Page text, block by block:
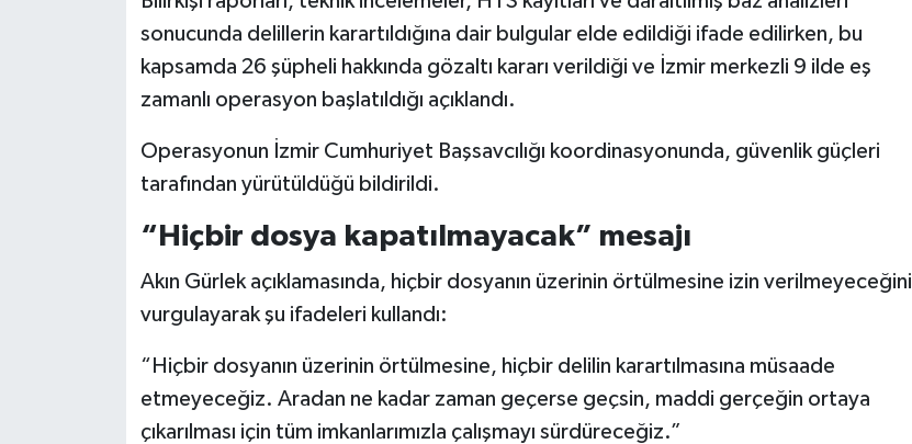
sonucunda delillerin karartıldığına dair bulgular elde edildiği ifade edilirken, bu
kapsamda 26 şüpheli hakkında gözaltı kararı verildiği ve İzmir merkezli 9 ilde eş
zamanlı operasyon başlatıldığı açıklandı.
Operasyonun İzmir Cumhuriyet Başsavcılığı koordinasyonunda, güvenlik güçleri
tarafından yürütüldüğü bildirildi.
“Hiçbir dosya kapatılmayacak” mesajı
Akın Gürlek açıklamasında, hiçbir dosyanın üzerinin örtülmesine izin verilmeyeceğini
vurgulayarak şu ifadeleri kullandı:
“Hiçbir dosyanın üzerinin örtülmesine, hiçbir delilin karartılmasına müsaade
etmeyeceğiz. Aradan ne kadar zaman geçerse geçsin, maddi gerçeğin ortaya
çıkarılması için tüm imkanlarımızla çalışmayı sürdüreceğiz.”